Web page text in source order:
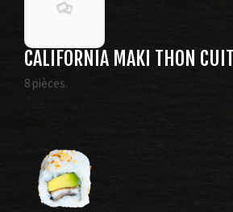
CALIFORNIA MAKI THON
8 pièces.